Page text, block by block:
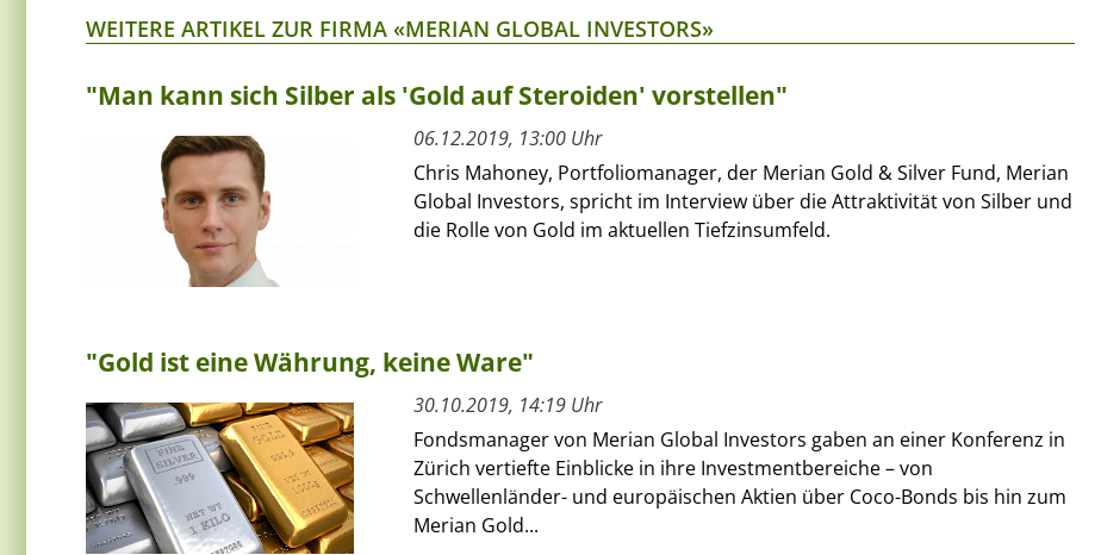
WEITERE ARTIKEL ZUR FIRMA «MERIAN GLOBAL INVESTORS»
"Man kann sich Silber als 'Gold auf Steroiden' vorstellen"
06.12.2019, 13:00 Uhr
Chris Mahoney, Portfoliomanager, der Merian Gold & Silver Fund, Merian
Global Investors, spricht im Interview über die Attraktivität von Silber und
die Rolle von Gold im aktuellen Tiefzinsumfeld.
"Gold ist eine Währung, keine Ware"
30.10.2019, 14:19 Uhr
Fondsmanager von Merian Global Investors gaben an einer Konferenz in
Zürich vertiefte Einblicke in ihre Investmentbereiche – von
Schwellenländer- und europäischen Aktien über Coco-Bonds bis hin zum
Merian Gold...